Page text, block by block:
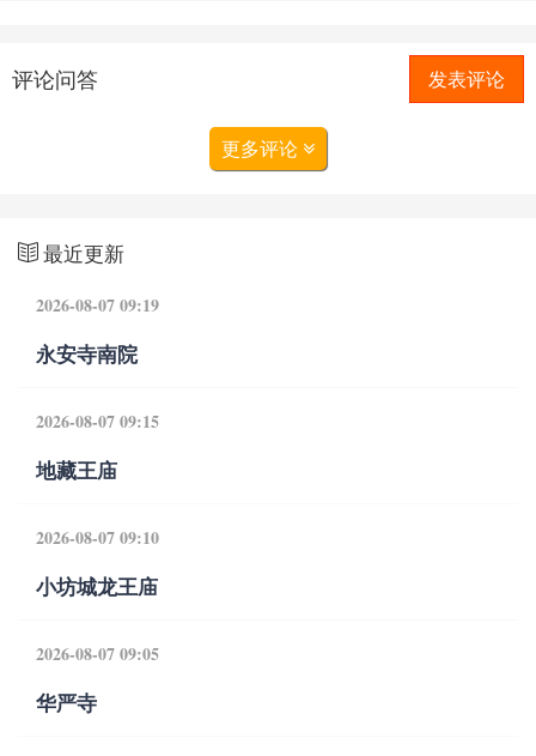
评论问答 发表评论
更多评论
最近更新
2026-08-07 09:19
永安寺南院
2026-08-07 09:15
地藏王庙
2026-08-07 09:10
小坊城龙王庙
2026-08-07 09:05
华严寺